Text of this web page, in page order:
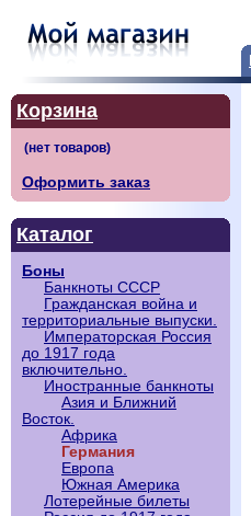
Корзина
Оформить заказ
Каталог
Боны
Банкноты СССР
Гражданская война и
территориальные выпуски.
Императорская Россия
до 1917 года
включительно.
Иностранные банкноты
Азия и Ближний
Восток.
Африка
Германия
Европа
Южная Америка
Лотерейные билеты